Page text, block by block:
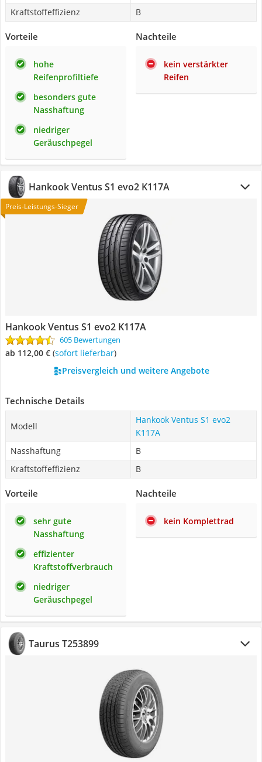
Kraftstoffeffizienz
B
Vorteile
hohe
Reifenprofiltiefe
besonders gute
Nasshaftung
niedriger
Geräuschpegel
Nachteile
kein verstärkter
Reifen
Hankook Ventus S1 evo2 K117A
Preis-Leistungs-Sieger
Hankook Ventus S1 evo2 K117A
605 Bewertungen
ab 112,00 € ( Sofort lieferbar)
Preisvergleich und weitere Angebote
Technische Details
Modell
Hankook Ventus S1 evo2
K117A
Nasshaftung
B
Kraftstoffeffizienz
B
Vorteile
sehr gute
Nasshaftung
effizienter
Kraftstoffverbrauch
niedriger
Geräuschpegel
Nachteile
kein Komplettrad
Taurus T253899